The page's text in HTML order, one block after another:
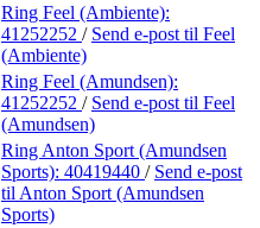
Ring Feel (Ambiente):
41252252 / Send e-post til Feel
(Ambiente)
Ring Feel (Amundsen):
41252252 / Send e-post til Feel
(Amundsen)
Ring Anton Sport (Amundsen
Sports): 40419440 / Send e-post
til Anton Sport (Amundsen
Sports)